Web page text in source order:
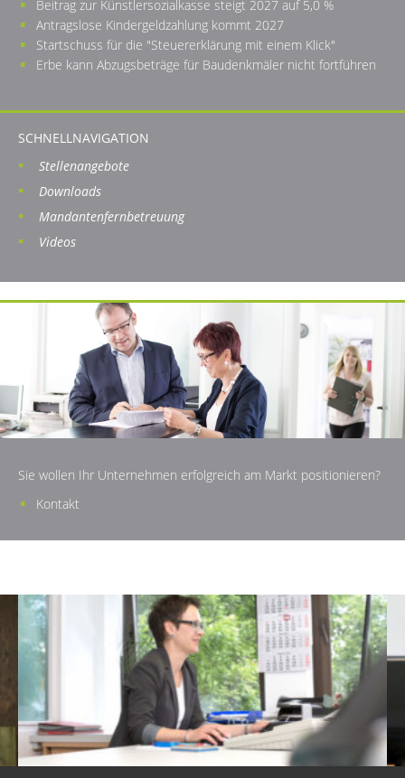
Beitrag zur Künstlersozialkasse steigt 2027 auf 5,0 %
Antragslose Kindergeldzahlung kommt 2027
Startschuss für die "Steuererklärung mit einem Klick"
Erbe kann Abzugsbeträge für Baudenkmäler nicht fortführen
SCHNELLNAVIGATION
Stellenangebote
Downloads
Mandantenfernbetreuung
Videos
Sie wollen Ihr Unternehmen erfolgreich am Markt positionieren?
Kontakt